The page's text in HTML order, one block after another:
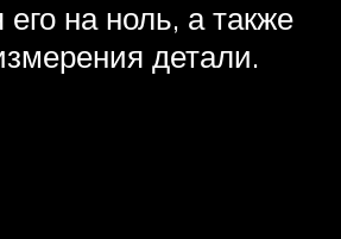
на ноль, а также
детали.